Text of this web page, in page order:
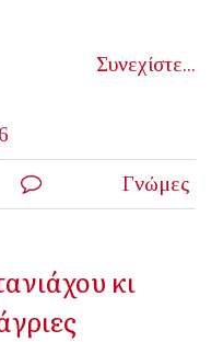
Συνεχίστε...
Γνώμες
κι